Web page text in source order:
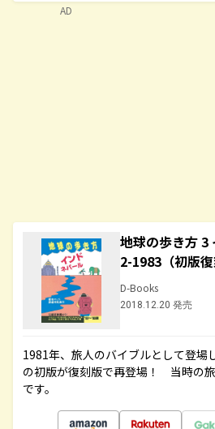
地球の歩き方 3
2-1983（初版復
D-Books
2018.12.20 発売
1981年、旅人のバイブルとして登場
の初版が復刻版で再登場！ 当時の
です。
AD